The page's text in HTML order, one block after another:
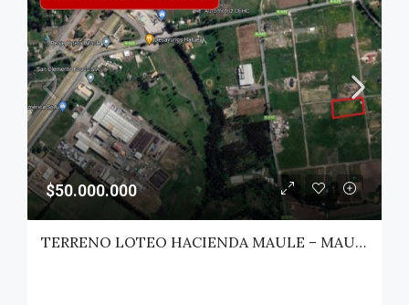
$50.000.000
TERRENO LOTEO HACIENDA MAULE – MAULE